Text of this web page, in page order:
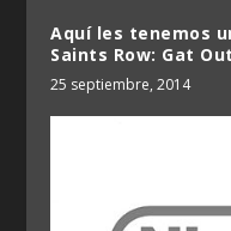
Aquí les tenemos
Saints Row: Gat
25 septiembre, 2014